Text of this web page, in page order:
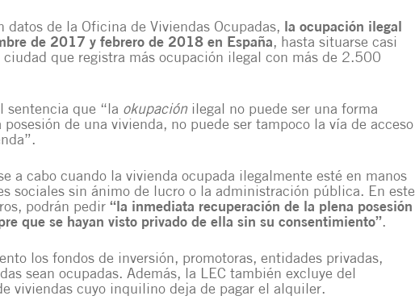
datos de la Oficina de Viviendas Ocupadas, la ocupación ilegal
de 2017 y febrero de 2018 en España, hasta situarse casi
que registra más ocupación ilegal con más de 2.500
sentencia que “la okupación ilegal no puede ser una forma
de una vivienda, no puede ser tampoco la vía de acceso
a cabo cuando la vivienda ocupada ilegalmente esté en manos
sociales sin ánimo de lucro o la administración pública. En este
podrán pedir “la inmediata recuperación de la plena posesión
que se hayan visto privado de ella sin su consentimiento”.
los fondos de inversión, promotoras, entidades privadas,
sean ocupadas. Además, la LEC también excluye del
viviendas cuyo inquilino deja de pagar el alquiler.